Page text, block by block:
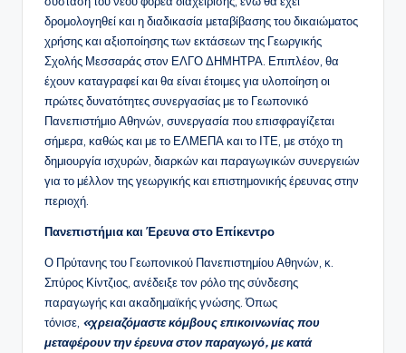
δρομολογηθεί και η διαδικασία μεταβίβασης του δικαιώματος
χρήσης και αξιοποίησης των εκτάσεων της Γεωργικής
Σχολής Μεσσαράς στον ΕΛΓΟ ΔΗΜΗΤΡΑ. Επιπλέον, θα
έχουν καταγραφεί και θα είναι έτοιμες για υλοποίηση οι
πρώτες δυνατότητες συνεργασίας με το Γεωπονικό
Πανεπιστήμιο Αθηνών, συνεργασία που επισφραγίζεται
σήμερα, καθώς και με το ΕΛΜΕΠΑ και το ΙΤΕ, με στόχο τη
δημιουργία ισχυρών, διαρκών και παραγωγικών συνεργειών
για το μέλλον της γεωργικής και επιστημονικής έρευνας στην
περιοχή.
Πανεπιστήμια και Έρευνα στο Επίκεντρο
Ο Πρύτανης του Γεωπονικού Πανεπιστημίου Αθηνών, κ.
Σπύρος Κίντζιος, ανέδειξε τον ρόλο της σύνδεσης
παραγωγής και ακαδημαϊκής γνώσης. Όπως
τόνισε, «χρειαζόμαστε κόμβους επικοινωνίας που
μεταφέρουν την έρευνα στον παραγωγό, με κατά